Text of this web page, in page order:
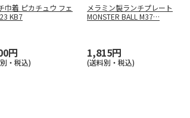
巾着 ピカチュウ フェ
KB7
円
・税込)
メラミン製ランチプレート
MONSTER BALL M37…
1,815円
(送料別・税込)